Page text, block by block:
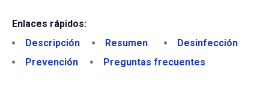
Enlaces rápidos:
Descripción
Resumen
Desinfección
Prevención
Preguntas frecuentes